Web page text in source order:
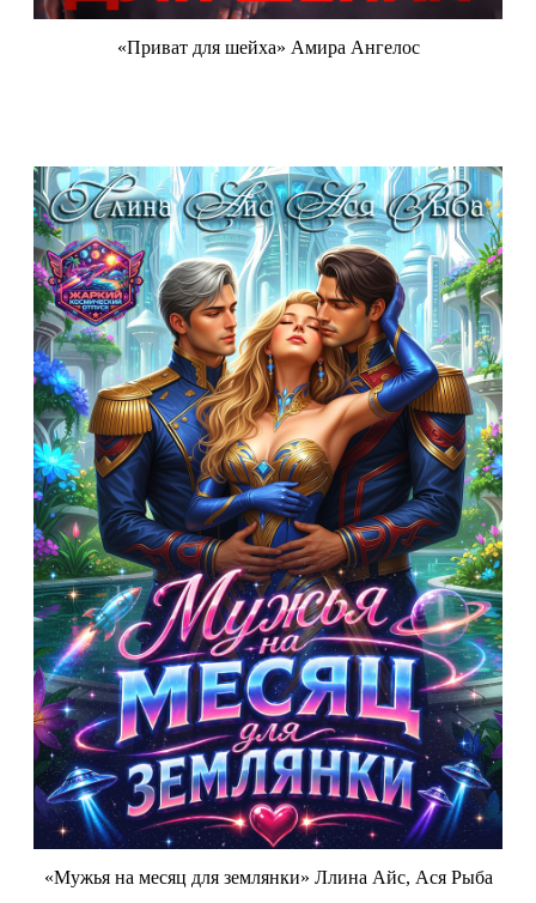
«Приват для шейха» Амира Ангелос
«Мужья на месяц для землянки» Ллина Айс, Ася Рыба